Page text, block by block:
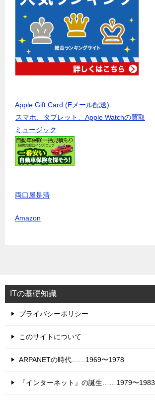
Apple Gift Card (Eメール配送)
スマホ、タブレット、Apple Watchの買取
ミュージック
両口屋是清
Amazon
ITの基礎知識
プライバシーポリシー
このサイトについて
ARPANETの時代……1969〜1978
『インターネット』の誕生……1979〜1983